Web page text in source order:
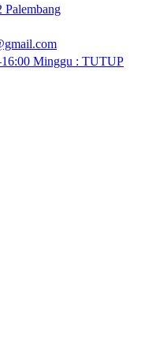
Palembang
Minggu : TUTUP